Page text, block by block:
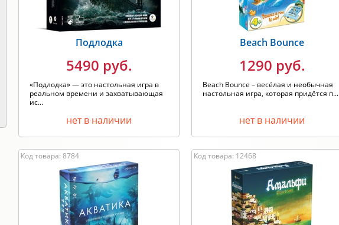
Подлодка
5490 руб.
«Подлодка» — это настольная игра в
реальном времени и захватывающая
ис...
нет в наличии
Beach Bounce
1290 руб.
Beach Bounce – весёлая и необычная
настольная игра, которая придётся п...
нет в наличии
Код товара: 8784 Код товара: 12468